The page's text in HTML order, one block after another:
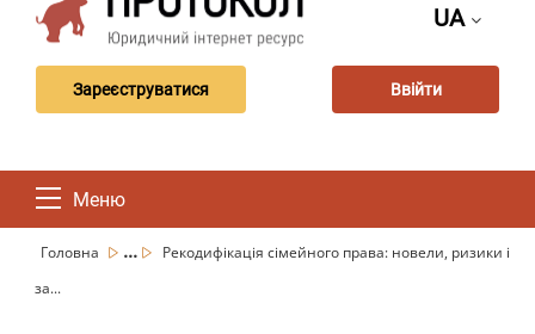
UA
Зареєструватися Ввійти
Меню
Головна ...
Рекодифікація сімейного права: новели, ризики і
за...